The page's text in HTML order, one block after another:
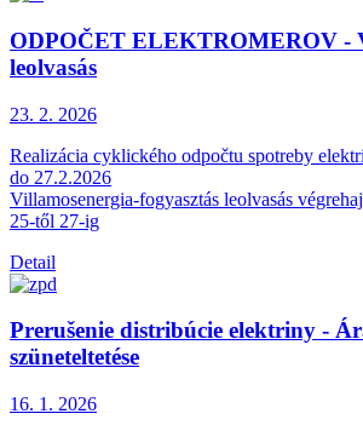
ODPOČET ELEKTROMEROV -
leolvasás
23. 2. 2026
Realizácia cyklického odpočtu spotreby
do 27.2.2026
Villamosenergia-fogyasztás leolvasás
25-től 27-ig
Detail
Prerušenie distribúcie elektriny -
szüneteltetése
16. 1. 2026